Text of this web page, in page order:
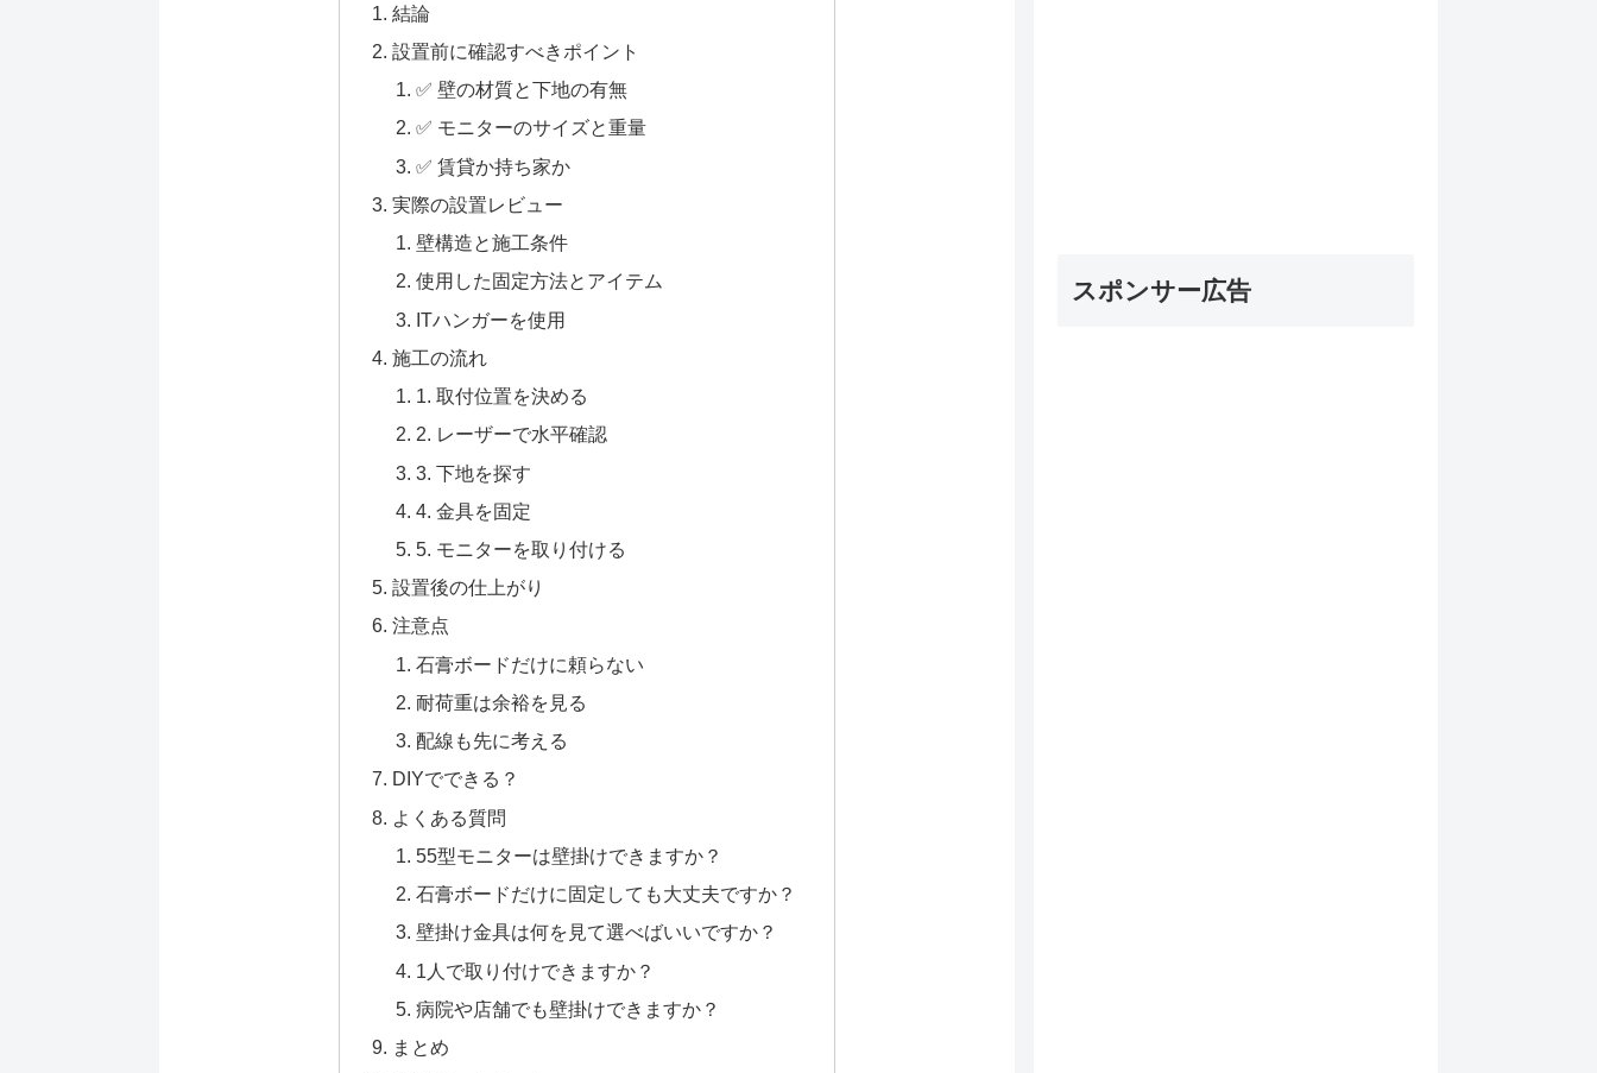
結論
設置前に確認すべきポイント
✅ 壁の材質と下地の有無
✅ モニターのサイズと重量
✅ 賃貸か持ち家か
実際の設置レビュー
壁構造と施工条件
使用した固定方法とアイテム
ITハンガーを使用
施工の流れ
1. 取付位置を決める
2. レーザーで水平確認
3. 下地を探す
4. 金具を固定
5. モニターを取り付ける
設置後の仕上がり
注意点
石膏ボードだけに頼らない
耐荷重は余裕を見る
配線も先に考える
DIYでできる？
よくある質問
55型モニターは壁掛けできますか？
石膏ボードだけに固定しても大丈夫ですか？
壁掛け金具は何を見て選べばいいですか？
1人で取り付けできますか？
病院や店舗でも壁掛けできますか？
まとめ
スポンサー広告